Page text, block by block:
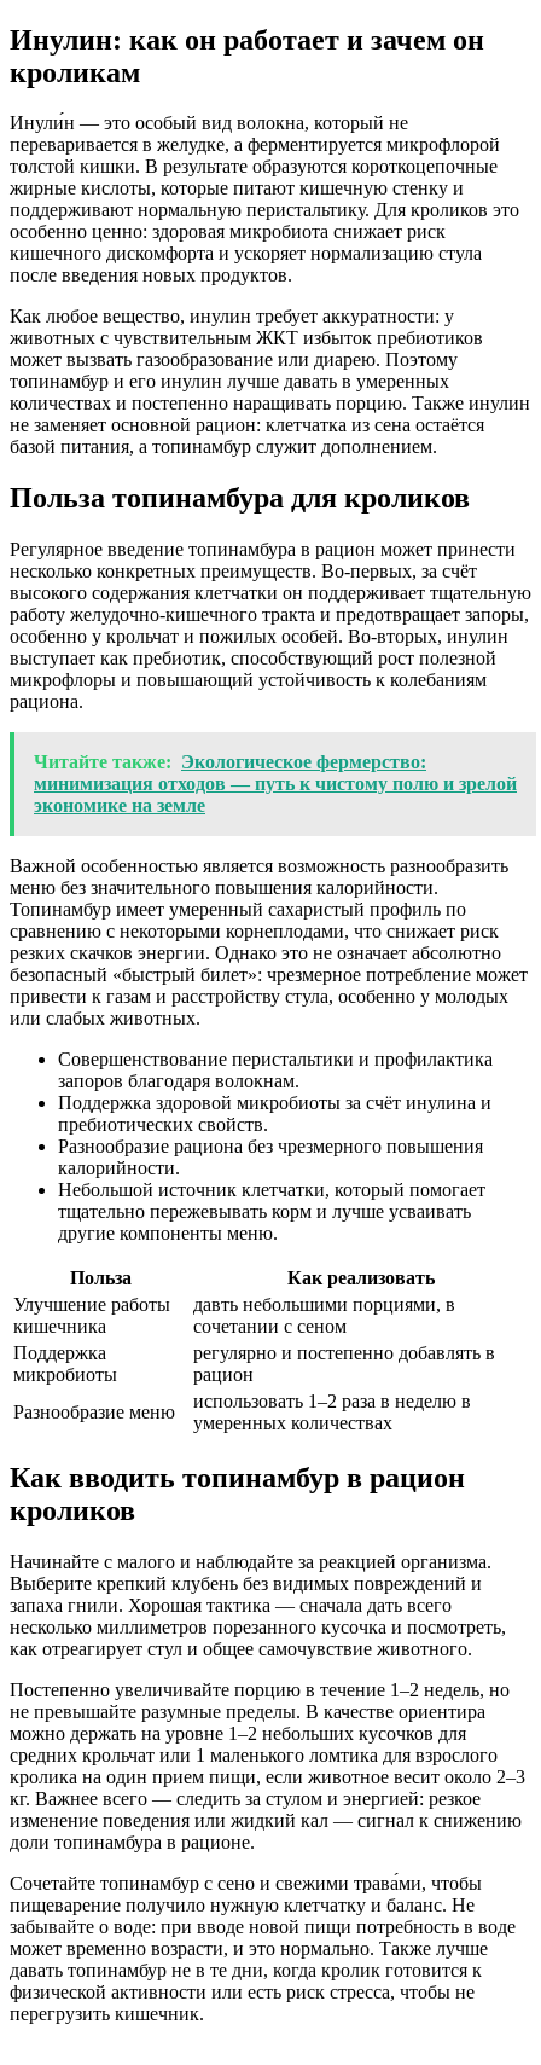
Инулин: как он работает и зачем он
кроликам
Инули́н — это особый вид волокна, который не
переваривается в желудке, а ферментируется микрофлорой
толстой кишки. В результате образуются короткоцепочные
жирные кислоты, которые питают кишечную стенку и
поддерживают нормальную перистальтику. Для кроликов это
особенно ценно: здоровая микробиота снижает риск
кишечного дискомфорта и ускоряет нормализацию стула
после введения новых продуктов.
Как любое вещество, инулин требует аккуратности: у
животных с чувствительным ЖКТ избыток пребиотиков
может вызвать газообразование или диарею. Поэтому
топинамбур и его инулин лучше давать в умеренных
количествах и постепенно наращивать порцию. Также инулин
не заменяет основной рацион: клетчатка из сена остаётся
базой питания, а топинамбур служит дополнением.
Польза топинамбура для кроликов
Регулярное введение топинамбура в рацион может принести
несколько конкретных преимуществ. Во-первых, за счёт
высокого содержания клетчатки он поддерживает тщательную
работу желудочно-кишечного тракта и предотвращает запоры,
особенно у крольчат и пожилых особей. Во-вторых, инулин
выступает как пребиотик, способствующий рост полезной
микрофлоры и повышающий устойчивость к колебаниям
рациона.
Читайте также: Экологическое фермерство:
минимизация отходов — путь к чистому полю и зрелой
экономике на земле
Важной особенностью является возможность разнообразить
меню без значительного повышения калорийности.
Топинамбур имеет умеренный сахаристый профиль по
сравнению с некоторыми корнеплодами, что снижает риск
резких скачков энергии. Однако это не означает абсолютно
безопасный «быстрый билет»: чрезмерное потребление может
привести к газам и расстройству стула, особенно у молодых
или слабых животных.
Совершенствование перистальтики и профилактика
запоров благодаря волокнам.
Поддержка здоровой микробиоты за счёт инулина и
пребиотических свойств.
Разнообразие рациона без чрезмерного повышения
калорийности.
Небольшой источник клетчатки, который помогает
тщательно пережевывать корм и лучше усваивать
другие компоненты меню.
Польза
Как реализовать
Улучшение работы
кишечника
давть небольшими порциями, в
сочетании с сеном
Поддержка
микробиоты
регулярно и постепенно добавлять в
рацион
Разнообразие меню
использовать 1–2 раза в неделю в
умеренных количествах
Как вводить топинамбур в рацион
кроликов
Начинайте с малого и наблюдайте за реакцией организма.
Выберите крепкий клубень без видимых повреждений и
запаха гнили. Хорошая тактика — сначала дать всего
несколько миллиметров порезанного кусочка и посмотреть,
как отреагирует стул и общее самочувствие животного.
Постепенно увеличивайте порцию в течение 1–2 недель, но
не превышайте разумные пределы. В качестве ориентира
можно держать на уровне 1–2 небольших кусочков для
средних крольчат или 1 маленького ломтика для взрослого
кролика на один прием пищи, если животное весит около 2–3
кг. Важнее всего — следить за стулом и энергией: резкое
изменение поведения или жидкий кал — сигнал к снижению
доли топинамбура в рационе.
Сочетайте топинамбур с сено и свежими трава́ми, чтобы
пищеварение получило нужную клетчатку и баланс. Не
забывайте о воде: при вводе новой пищи потребность в воде
может временно возрасти, и это нормально. Также лучше
давать топинамбур не в те дни, когда кролик готовится к
физической активности или есть риск стресса, чтобы не
перегрузить кишечник.